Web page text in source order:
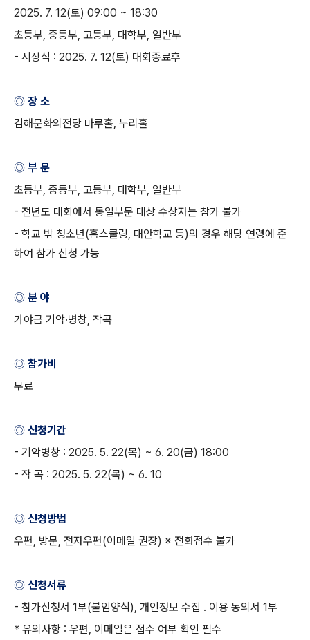
2025. 7. 12(토) 09:00 ~ 18:30
초등부, 중등부, 고등부, 대학부, 일반부
- 시상식 : 2025. 7. 12(토) 대회종료후
◎ 장 소
김해문화의전당 마루홀, 누리홀
◎ 부 문
초등부, 중등부, 고등부, 대학부, 일반부
- 전년도 대회에서 동일부문 대상 수상자는 참가 불가
- 학교 밖 청소년(홈스쿨링, 대안학교 등)의 경우 해당 연령에 준
하여 참가 신청 가능
◎ 분 야
가야금 기악·병창, 작곡
◎ 참가비
무료
◎ 신청기간
- 기악병창 : 2025. 5. 22(목) ~ 6. 20(금) 18:00
- 작 곡 : 2025. 5. 22(목) ~ 6. 10
◎ 신청방법
우편, 방문, 전자우편(이메일 권장) ※ 전화접수 불가
◎ 신청서류
- 참가신청서 1부(붙임양식), 개인정보 수집 ․ 이용 동의서 1부
* 유의사항 : 우편, 이메일은 접수 여부 확인 필수